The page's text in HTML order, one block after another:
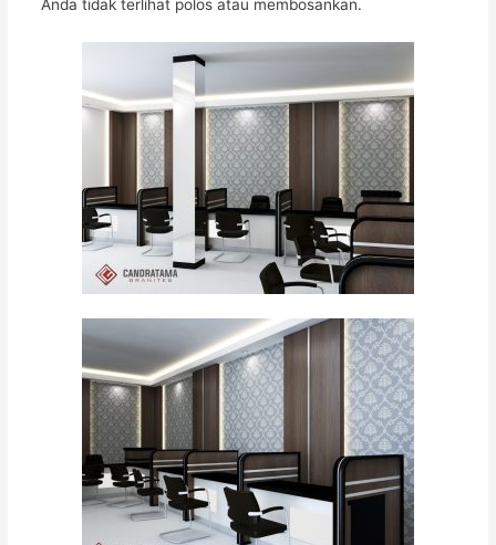
Anda tidak terlihat polos atau membosankan.